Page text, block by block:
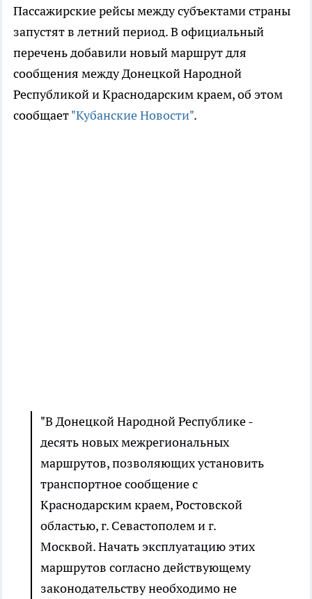
Пассажирские рейсы между субъектами страны
запустят в летний период. В официальный
перечень добавили новый маршрут для
сообщения между Донецкой Народной
Республикой и Краснодарским краем, об этом
сообщает"Кубанские Новости".
"В Донецкой Народной Республике -
десять новых межрегиональных
маршрутов, позволяющих установить
транспортное сообщение с
Краснодарским краем, Ростовской
областью, г. Севастополем и г.
Москвой. Начать эксплуатацию этих
маршрутов согласно действующему
законодательству необходимо не